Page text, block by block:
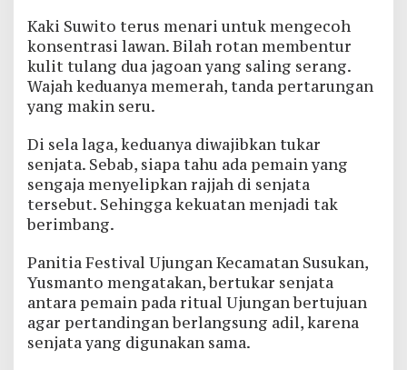
Kaki Suwito terus menari untuk mengecoh
konsentrasi lawan. Bilah rotan membentur
kulit tulang dua jagoan yang saling serang.
Wajah keduanya memerah, tanda pertarungan
yang makin seru.
Di sela laga, keduanya diwajibkan tukar
senjata. Sebab, siapa tahu ada pemain yang
sengaja menyelipkan rajjah di senjata
tersebut. Sehingga kekuatan menjadi tak
berimbang.
Panitia Festival Ujungan Kecamatan Susukan,
Yusmanto mengatakan, bertukar senjata
antara pemain pada ritual Ujungan bertujuan
agar pertandingan berlangsung adil, karena
senjata yang digunakan sama.